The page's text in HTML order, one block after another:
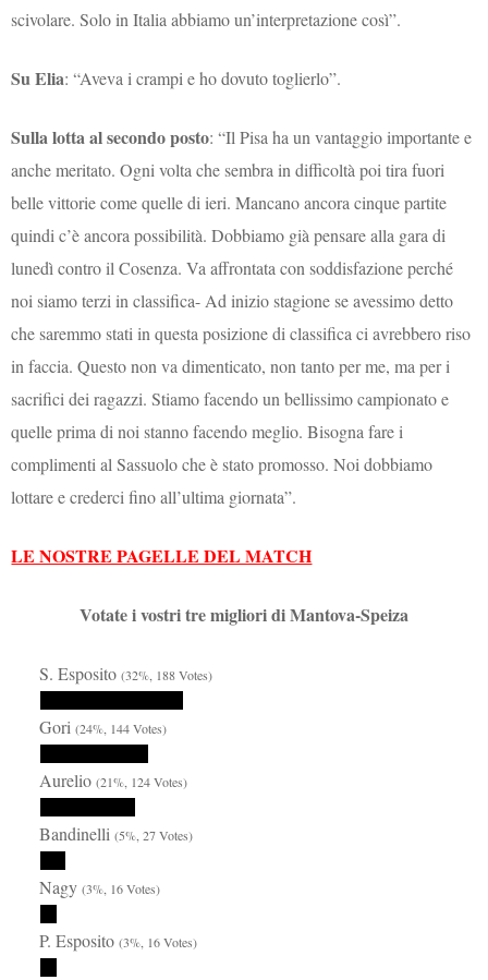
scivolare. Solo in Italia abbiamo un’interpretazione così”.
Su Elia: “Aveva i crampi e ho dovuto toglierlo”.
Sulla lotta al secondo posto: “Il Pisa ha un vantaggio importante e
anche meritato. Ogni volta che sembra in difficoltà poi tira fuori
belle vittorie come quelle di ieri. Mancano ancora cinque partite
quindi c’è ancora possibilità. Dobbiamo già pensare alla gara di
lunedì contro il Cosenza. Va affrontata con soddisfazione perché
noi siamo terzi in classifica- Ad inizio stagione se avessimo detto
che saremmo stati in questa posizione di classifica ci avrebbero riso
in faccia. Questo non va dimenticato, non tanto per me, ma per i
sacrifici dei ragazzi. Stiamo facendo un bellissimo campionato e
quelle prima di noi stanno facendo meglio. Bisogna fare i
complimenti al Sassuolo che è stato promosso. Noi dobbiamo
lottare e crederci fino all’ultima giornata”.
LE NOSTRE PAGELLE DEL MATCH
Votate i vostri tre migliori di Mantova-Speiza
S. Esposito(32%, 188 Votes)
Gori(24%, 144 Votes)
Aurelio(21%, 124 Votes)
Bandinelli(5%, 27 Votes)
Nagy(3%, 16 Votes)
P. Esposito(3%, 16 Votes)